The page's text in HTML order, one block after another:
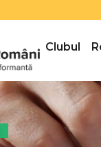
Clubul